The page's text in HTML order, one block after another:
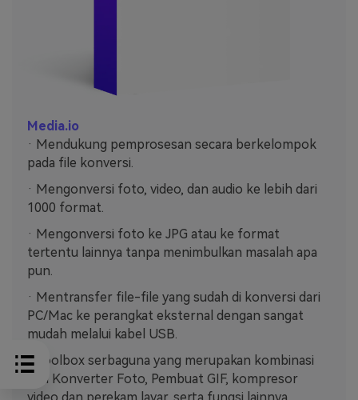
Media.io
· Mendukung pemprosesan secara berkelompok
pada file konversi.
· Mengonversi foto, video, dan audio ke lebih dari
1000 format.
· Mengonversi foto ke JPG atau ke format
tertentu lainnya tanpa menimbulkan masalah apa
pun.
· Mentransfer file-file yang sudah di konversi dari
PC/Mac ke perangkat eksternal dengan sangat
mudah melalui kabel USB.
· Toolbox serbaguna yang merupakan kombinasi
dari Konverter Foto, Pembuat GIF, kompresor